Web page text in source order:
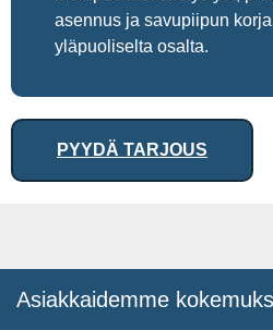
asennus ja savupiipun
yläpuoliselta osalta.
PYYDÄ TARJOUS
Asiakkaidemme